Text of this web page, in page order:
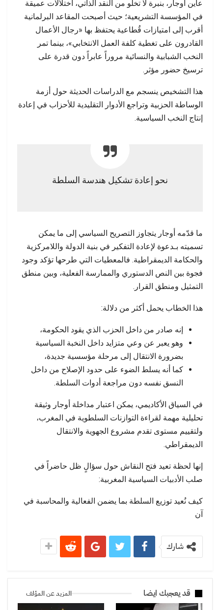
عاين أوجار، بنبرة لا تخلو من النقد الذاتي، اختلالات عميقة
في المؤسسة التشريعية؛ حيث أصبحت المقاعد البرلمانية
أقرب إلى امتيازات قُطاعية يحتفظ بها «رجال الأعمال
القادرون على تغطية كلفة العمل الانتخابي»، بينما تمر
النخب الشبابية والنسائية مروراً عابراً دون قدرة على
ترسيخ حضور مؤثر.
هذا التشخيص ينسجم مع الدراسات الحديثة حول أزمة
الوساطة الحزبية وتراجع الأدوار التقليدية للأحزاب في إعادة
إنتاج النخب السياسية.
نحو إعادة تشكيل هندسة السلطة
ما قدّمه أوجار يتجاوز التصريح السياسي إلى ما يمكن
تسميته بـدعوة لإعادة التفكير في بنية الدولة واللامركزية
والحكامة الديمقراطية. فالمعطيات التي طرحها تؤكد وجود
فجوة بين النص الدستوري والممارسة الفعلية، وبين منطق
التمثيل ومنطق القرار.
هذا الخطاب يحمل أكثر من دلالة:
إنه صادر من داخل الحزب الذي يقود الحكومة،
وهو يعبر عن وعي متزايد داخل النخبة السياسية
بضرورة الانتقال إلى مرحلة مؤسسية جديدة،
كما أنه يسلط الضوء على حدود الإصلاح من داخل
النسق نفسه دون مراجعة أدوات السلطة.
في السياق الأكاديمي، يمكن اعتبار مداخلة أوجار وثيقة
تحليلية مهمة لقراءة التوازنات السلطوية في المغرب،
ولتقييم مستوى تقدم مشروع الجهوية والانتقال
الديمقراطي.
إنها لحظة تعيد فتح النقاش حول سؤالٍ ظل حاضراً في
صلب الأدبيات السياسية المغربية:
كيف نُعيد توزيع السلطة بما يضمن الفعالية والمحاسبة في
آن
شارك
قد يعجبك ايضا المزيد عن المؤلف